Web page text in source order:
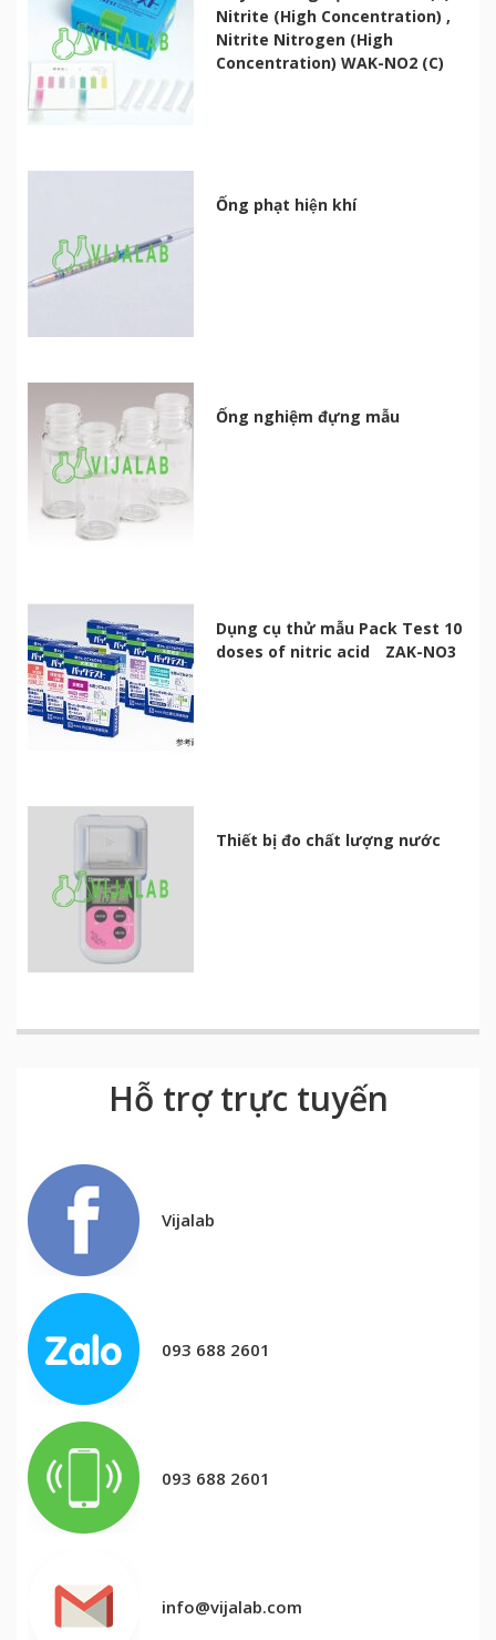
Nitrite (High Concentration) ,
Nitrite Nitrogen (High
Concentration) WAK-NO2 (C)
Ống phạt hiện khí
Ống nghiệm đựng mẫu
Dụng cụ thử mẫu Pack Test 10
doses of nitric acid ZAK-NO3
Thiết bị đo chất lượng nước
Hỗ trợ trực tuyến
Vijalab
093 688 2601
093 688 2601
info@vijalab.com